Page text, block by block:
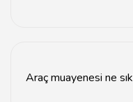
Araç muayenesi ne